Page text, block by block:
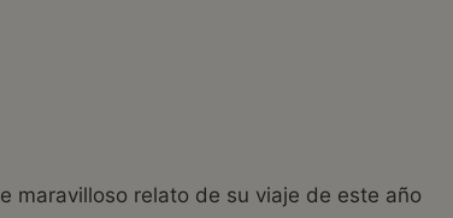
maravilloso relato de su viaje de este año